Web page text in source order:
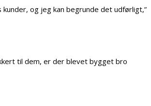
og jeg kan begrunde det udførligt,”
til dem, er der blevet bygget bro